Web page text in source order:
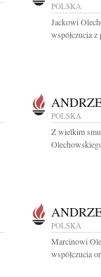
POLSKA
Jackowi
współczucia
POLSKA
Z wielkim
POLSKA
Marcinowi
współczucia